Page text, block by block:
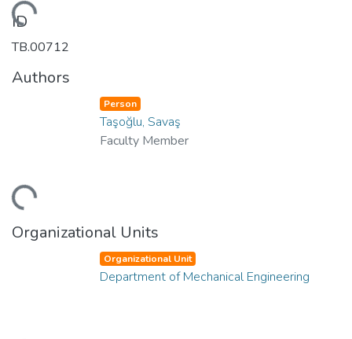
Loading...
ID
TB.00712
Authors
Loading...
Person
Taşoğlu, Savaş
Faculty Member
Organizational Units
Organizational Unit
Department of Mechanical Engineering